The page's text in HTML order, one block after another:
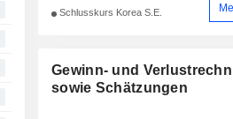
Schlusskurs Korea S.E.
Gewinn- und
sowie Schätzungen